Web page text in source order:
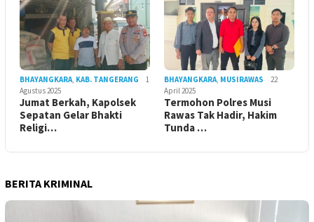
BHAYANGKARA KAB. TANGERANG
1
Agustus 2025
Jumat Berkah, Kapolsek
Sepatan Gelar Bhakti
Religi…
BHAYANGKARA MUSIRAWAS
22
April 2025
Termohon Polres Musi
Rawas Tak Hadir, Hakim
Tunda …
BERITA KRIMINAL